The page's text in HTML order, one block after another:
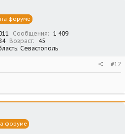
на форуме
Сообщения
1 409
Возраст
45
Севастополь
#12
форуме